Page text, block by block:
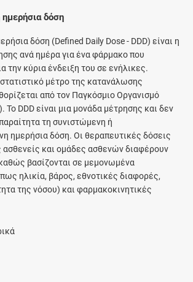
δόση
δόση (Defined Daily Dose - DDD) είναι η
ανά ημέρα για ένα φάρμακο που
την κύρια ένδειξη του σε ενήλικες.
μέτρο της κατανάλωσης
από τον Παγκόσμιο Οργανισμό
DDD είναι μια μονάδα μέτρησης και δεν
τη συνιστώμενη ή
ημερήσια δόση. Οι θεραπευτικές δόσεις
και ομάδες ασθενών διαφέρουν
βασίζονται σε μεμονωμένα
ηλικία, βάρος, εθνοτικές διαφορές,
της νόσου) και φαρμακοκινητικές